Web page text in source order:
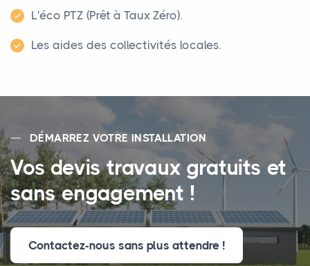
L'éco PTZ (Prêt à Taux Zéro).
Les aides des collectivités locales.
DÉMARREZ VOTRE INSTALLATION
Vos devis travaux gratuits et
sans engagement !
Contactez-nous sans plus attendre !